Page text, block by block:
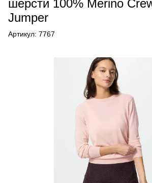
шерсти 100% Merino
Jumper
Артикул: 7767